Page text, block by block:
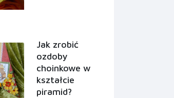
Jak zrobić
ozdoby
choinkowe w
kształcie
piramid?